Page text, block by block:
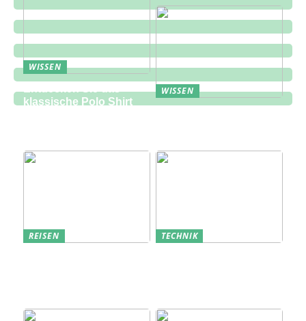
WISSEN
klassische Polo Shirt
WISSEN
REISEN
TECHNIK